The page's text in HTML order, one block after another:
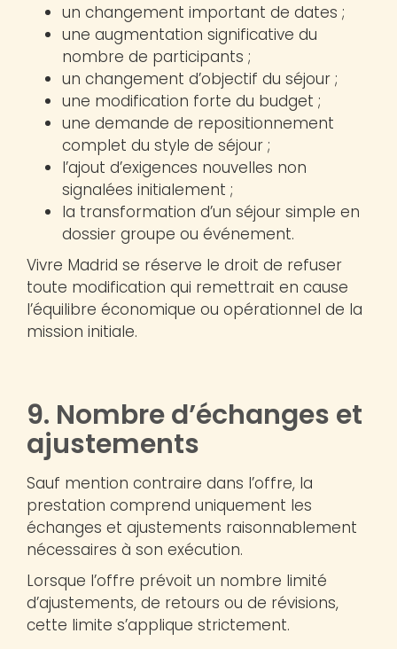
un changement important de dates ;
une augmentation significative du
nombre de participants ;
un changement d’objectif du séjour ;
une modification forte du budget ;
une demande de repositionnement
complet du style de séjour ;
l’ajout d’exigences nouvelles non
signalées initialement ;
la transformation d’un séjour simple en
dossier groupe ou événement.
Vivre Madrid se réserve le droit de refuser
toute modification qui remettrait en cause
l’équilibre économique ou opérationnel de la
mission initiale.
9. Nombre d’échanges et
ajustements
Sauf mention contraire dans l’offre, la
prestation comprend uniquement les
échanges et ajustements raisonnablement
nécessaires à son exécution.
Lorsque l’offre prévoit un nombre limité
d’ajustements, de retours ou de révisions,
cette limite s’applique strictement.